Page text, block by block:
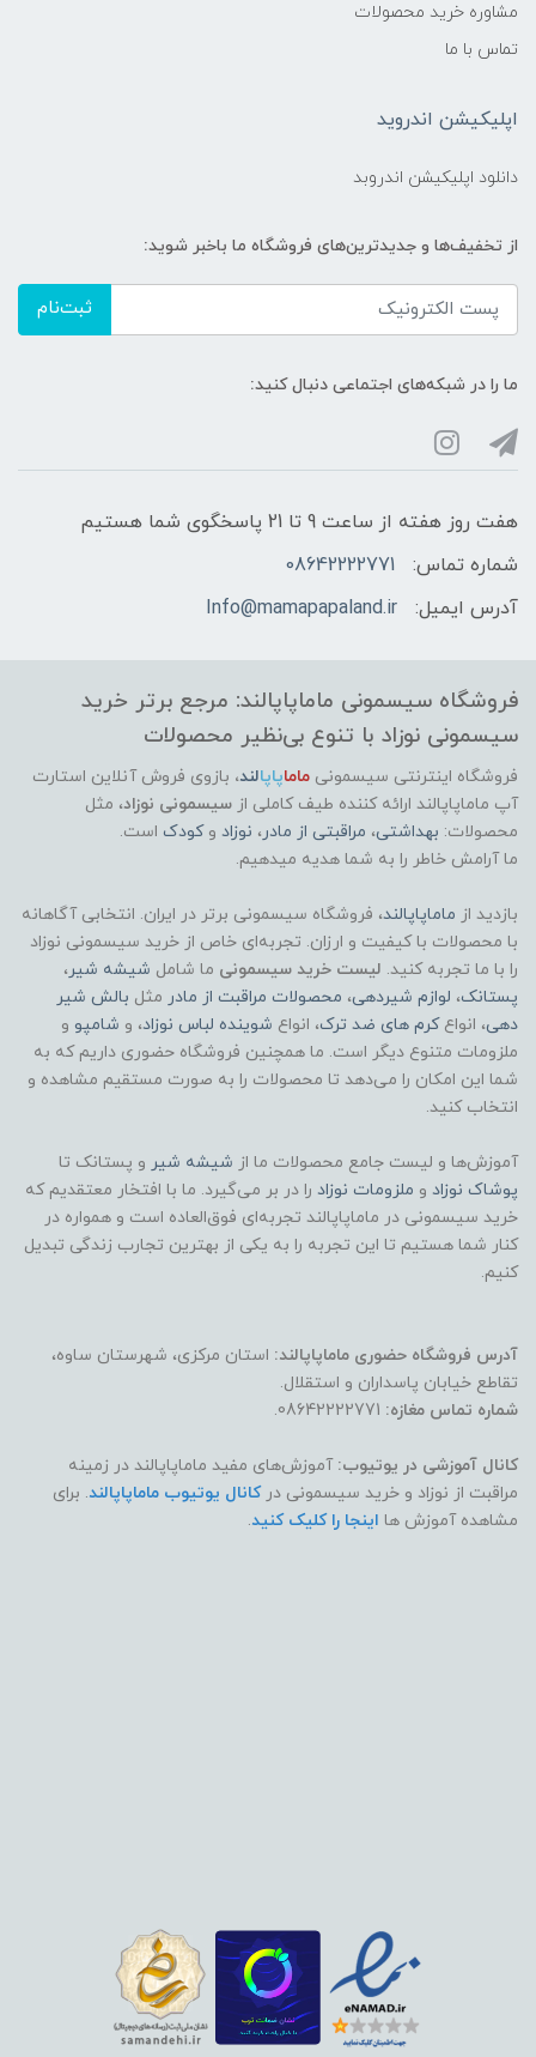
مشاوره خرید محصولات
تماس با ما
اپلیکیشن اندروید
دانلود اپلیکیشن اندروبد
از تخفیف‌ها و جدیدترین‌های فروشگاه ما باخبر شوید:
ثبت‌نام
ما را در شبکه‌های اجتماعی دنبال کنید:
هفت روز هفته از ساعت 9 تا 21 پاسخگوی شما هستیم
شماره تماس:
08642222771
آدرس ایمیل:
Info@mamapapaland.ir
فروشگاه سیسمونی ماماپاپالند: مرجع برتر خرید
سیسمونی نوزاد با تنوع بی‌نظیر محصولات
فروشگاه اینترنتی سیسمونی ماماپاپالند، بازوی فروش آنلاین استارت
آپ ماماپاپالند ارائه کننده طیف کاملی از سیسمونی نوزاد، مثل
محصولات: بهداشتی، مراقبتی از مادر ، نوزاد وکودک است.
ما آرامش خاطر را به شما هدیه میدهیم.
بازدید از ماماپاپالند، فروشگاه سیسمونی برتر در ایران. انتخابی آگاهانه
با محصولات با کیفیت و ارزان. تجربه‌ای خاص از خرید سیسمونی نوزاد
را با ما تجربه کنید. لیست خرید سیسمونی ما شامل شیشه شیر ،
پستانک، لوازم شیردهی، محصولات مراقبت از مادر مثل بالش شیر
دهی، انواعکرم های ضد ترک، انواع شوینده لباس نوزاد، و شامپو و
ملزومات متنوع دیگر است. ما همچنین فروشگاه حضوری داریم که به
شما این امکان را می‌دهد تا محصولات را به صورت مستقیم مشاهده و
انتخاب کنید.
آموزش‌ها و لیست جامع محصولات ما از شیشه شیر و پستانک تا
پوشاک نوزاد و ملزومات نوزاد را در بر می‌گیرد. ما با افتخار معتقدیم که
خرید سیسمونی در ماماپاپالند تجربه‌ای فوق‌العاده است و همواره در
کنار شما هستیم تا این تجربه را به یکی از بهترین تجارب زندگی تبدیل
کنیم.
آدرس فروشگاه حضوری ماماپاپالند: استان مرکزی، شهرستان ساوه،
تقاطع خیابان پاسداران و استقلال.
شماره تماس مغازه:
کانال آموزشی در یوتیوب: آموزش‌های مفید ماماپاپالند در زمینه
مراقبت از نوزاد و خرید سیسمونی درکانال یوتیوب ماماپاپالند. برای
مشاهده آموزش ها اینجا را کلیک کنید.